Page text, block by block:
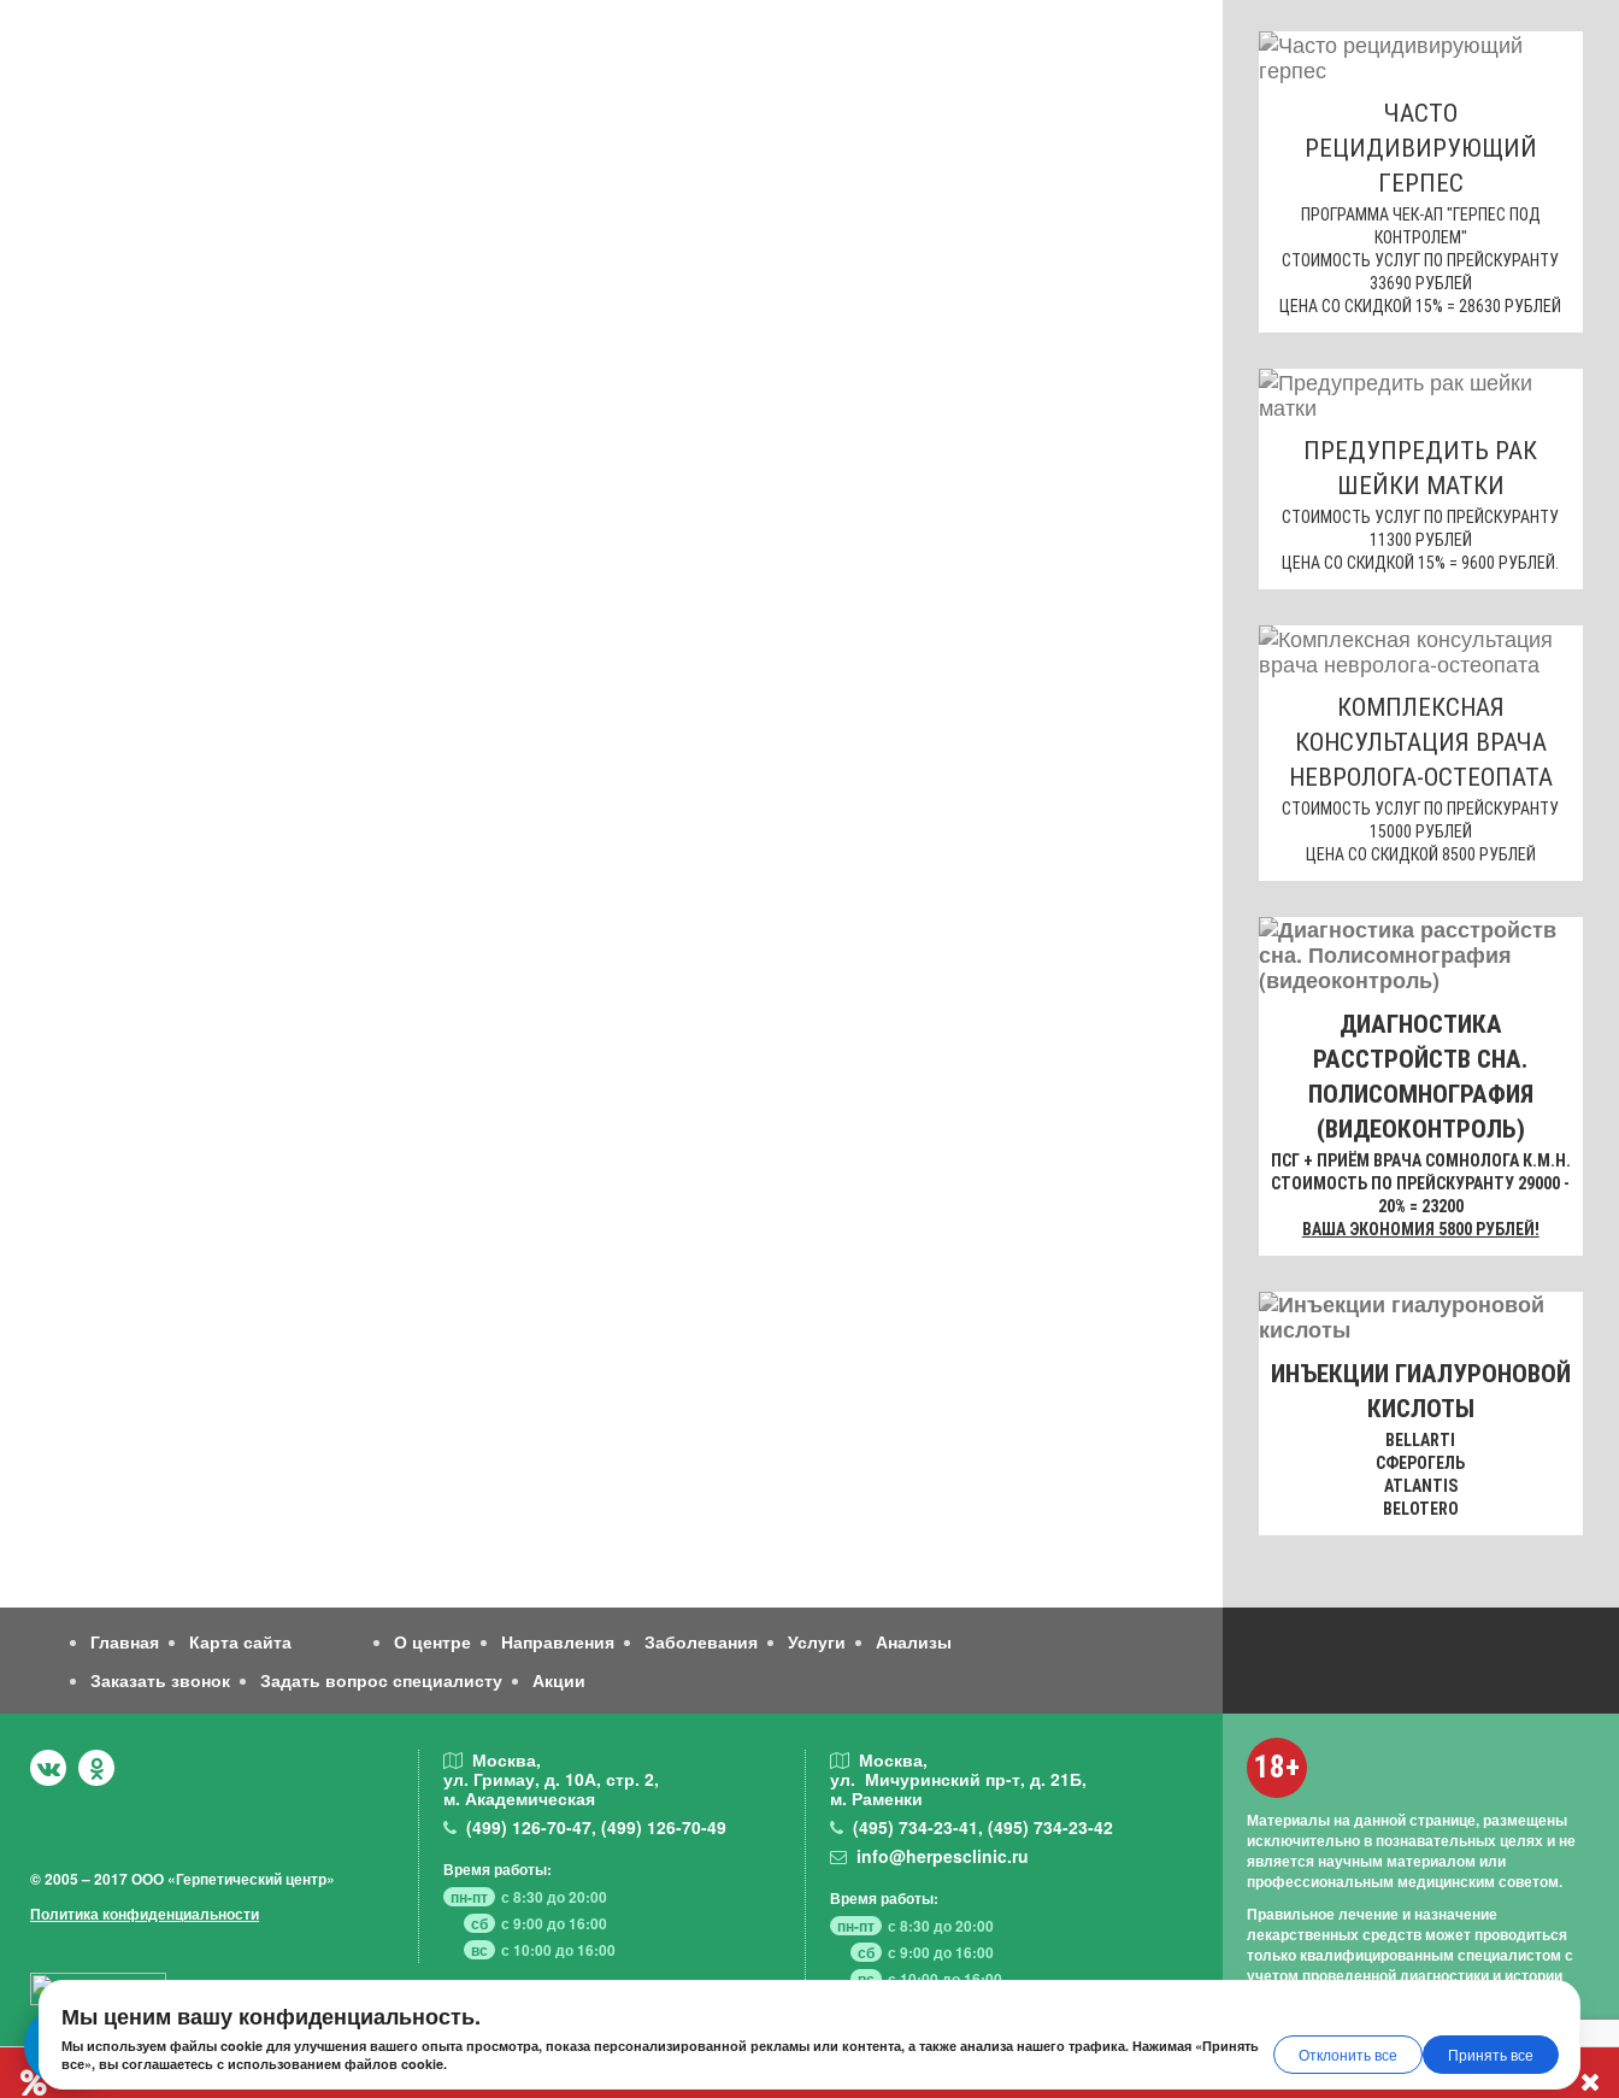
ЧАСТО
РЕЦИДИВИРУЮЩИЙ
ГЕРПЕС
ПРОГРАММА ЧЕК-АП "ГЕРПЕС ПОД
КОНТРОЛЕМ"
СТОИМОСТЬ УСЛУГ ПО ПРЕЙСКУРАНТУ
33690 РУБЛЕЙ
ЦЕНА СО СКИДКОЙ 15% = 28630 РУБЛЕЙ
ПРЕДУПРЕДИТЬ РАК
ШЕЙКИ МАТКИ
СТОИМОСТЬ УСЛУГ ПО ПРЕЙСКУРАНТУ
11300 РУБЛЕЙ
ЦЕНА СО СКИДКОЙ 15% = 9600 РУБЛЕЙ.
КОМПЛЕКСНАЯ
КОНСУЛЬТАЦИЯ ВРАЧА
НЕВРОЛОГА-ОСТЕОПАТА
СТОИМОСТЬ УСЛУГ ПО ПРЕЙСКУРАНТУ
15000 РУБЛЕЙ
ЦЕНА СО СКИДКОЙ 8500 РУБЛЕЙ
ДИАГНОСТИКА
РАССТРОЙСТВ СНА.
ПОЛИСОМНОГРАФИЯ
(ВИДЕОКОНТРОЛЬ)
ПСГ + ПРИЁМ ВРАЧА СОМНОЛОГА К.М.Н.
СТОИМОСТЬ ПО ПРЕЙСКУРАНТУ 29000 -
20% = 23200
ВАША ЭКОНОМИЯ 5800 РУБЛЕЙ!
ИНЪЕКЦИИ ГИАЛУРОНОВОЙ
КИСЛОТЫ
BELLARTI
СФЕРОГЕЛЬ
ATLANTIS
BELOTERO
Главная Карта сайта О центре Направления Заболевания Услуги
Анализы
Заказать звонок
Задать вопрос специалисту Акции
© 2005 – 2017 ООО «Герпетический центр»
Политика конфиденциальности
Москва,
ул. Гримау, д. 10А, стр. 2,
м. Академическая
(499) 126-70-47, (499) 126-70-49
Время работы:
пн-пт
с 8:30 до 20:00
сб
с 9:00 до 16:00
вс
с 10:00 до 16:00
Москва,
ул. Мичуринский пр-т, д. 21Б,
м. Раменки
(495)734-23-41,(495)734-23-42
info@herpesclinic.ru
Время работы:
пн-пт
с 8:30 до 20:00
сб
с 9:00 до 16:00
вс
с 10:00 до 16:00
18+
Материалы на данной странице, размещены
исключительно в познавательных целях и не
является научным материалом или
профессиональным медицинским советом.
Правильное лечение и назначение
лекарственных средств может проводиться
только квалифицированным специалистом с
учетом проведенной диагностики и истории
Мы ценим вашу конфиденциальность.
Мы используем файлы cookie для улучшения вашего опыта просмотра, показа персонализированной рекламы или контента, а также анализа нашего трафика. Нажимая «Принять
все», вы соглашаетесь с использованием файлов cookie.
Отклонить все Принять все